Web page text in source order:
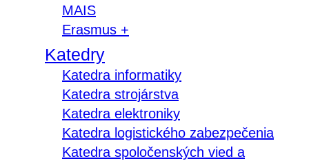
MAIS
Erasmus +
Katedry
Katedra informatiky
Katedra strojárstva
Katedra elektroniky
Katedra logistického zabezpečenia
Katedra spoločenských vied a